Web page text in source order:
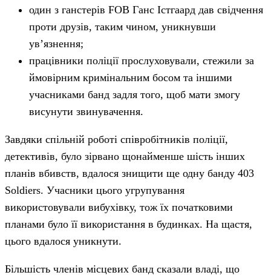
один з ганстерів FOB Ганс Істгаард дав свідчення
проти друзів, таким чином, уникнувши
ув’язнення;
працівники поліції прослуховували, стежили за
ймовірним кримінальним босом та іншими
учасниками банд задля того, щоб мати змогу
висунути звинувачення.
Завдяки спільній роботі співробітників поліції,
детективів, було зірвано щонайменше шість інших
планів вбивств, вдалося знищити ще одну банду 403
Soldiers. Учасники цього угрупування
використовували вибухівку, тож їх початковими
планами було її використання в будинках. На щастя,
цього вдалося уникнути.
Більшість членів місцевих банд сказали владі, що